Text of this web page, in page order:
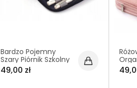
Bardzo Pojemny
Szary Piórnik Szkolny
(I103)
49,00 zł